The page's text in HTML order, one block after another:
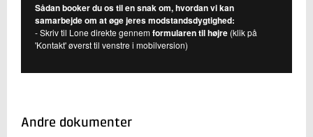
Sådan booker du os til en snak om, hvordan vi kan
samarbejde om at øge jeres modstandsdygtighed:
- Skriv til Lone direkte gennemformularen til højre (klik på
'Kontakt' øverst til venstre i mobilversion)
Andre dokumenter